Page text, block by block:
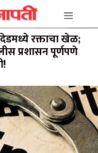
रक्ताचा खेळ;
प्रशासन पूर्णपणे